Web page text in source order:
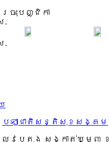
ះបញ្ជិកា
.
.
បេឡាជាតិសន្តិសុខសង្គម
លូវបេតុង សង្កាត់ឃ្មួញ